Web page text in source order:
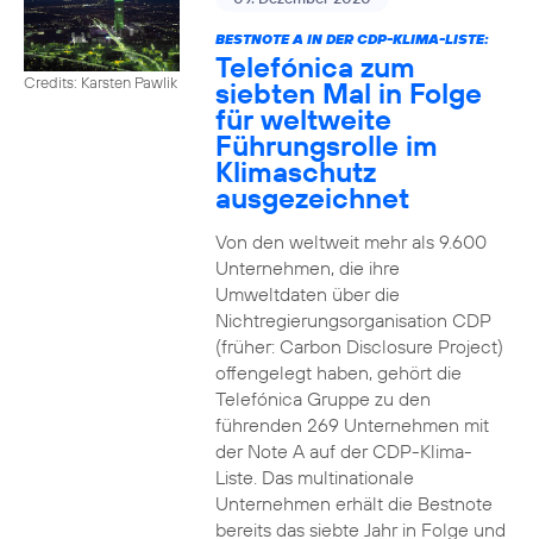
Credits: Karsten Pawlik
BESTNOTE A IN DER CDP-KLIMA-LISTE:
Telefónica zum
siebten Mal in Folge
für weltweite
Führungsrolle im
Klimaschutz
ausgezeichnet
Von den weltweit mehr als 9.600
Unternehmen, die ihre
Umweltdaten über die
Nichtregierungsorganisation CDP
(früher: Carbon Disclosure Project)
offengelegt haben, gehört die
Telefónica Gruppe zu den
führenden 269 Unternehmen mit
der Note A auf der CDP-Klima-
Liste. Das multinationale
Unternehmen erhält die Bestnote
bereits das siebte Jahr in Folge und